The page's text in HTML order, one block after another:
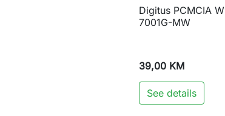
Digitus PCMCIA
7001G-MW
39,00 KM
See details